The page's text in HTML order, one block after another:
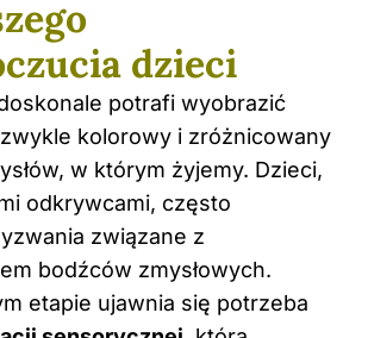
dzieci
potrafi wyobrazić
kolorowy i zróżnicowany
w którym żyjemy. Dzieci,
odkrywcami, często
związane z
bodźców zmysłowych.
etapie ujawnia się potrzeba